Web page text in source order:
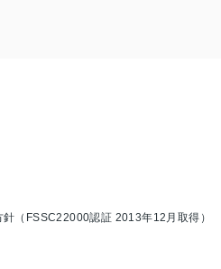
針（FSSC22000認証 2013年12月取得）